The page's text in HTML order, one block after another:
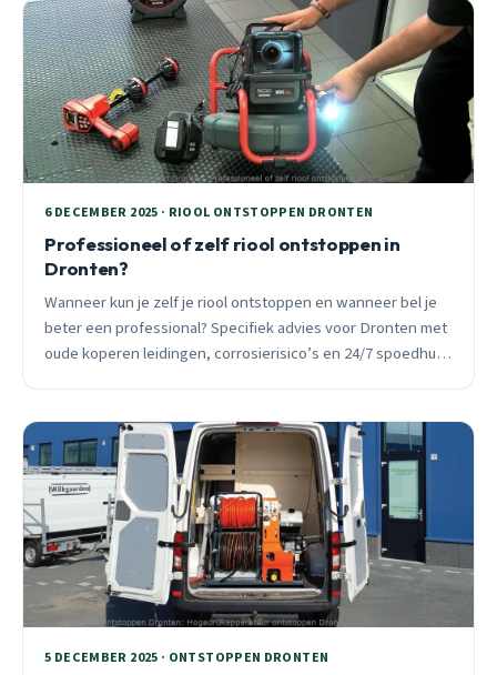
6 DECEMBER 2025 · RIOOL ONTSTOPPEN DRONTEN
Professioneel of zelf riool ontstoppen in
Dronten?
Wanneer kun je zelf je riool ontstoppen en wanneer bel je
beter een professional? Specifiek advies voor Dronten met
oude koperen leidingen, corrosierisico’s en 24/7 spoedhulp
5 DECEMBER 2025 · ONTSTOPPEN DRONTEN